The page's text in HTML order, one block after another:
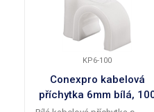
KP6-100
Conexpro kabelová
příchytka 6mm bílá,